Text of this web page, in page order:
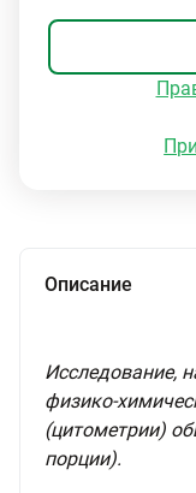
Описание
Исследование,
физико-
(цитометрии)
порции).